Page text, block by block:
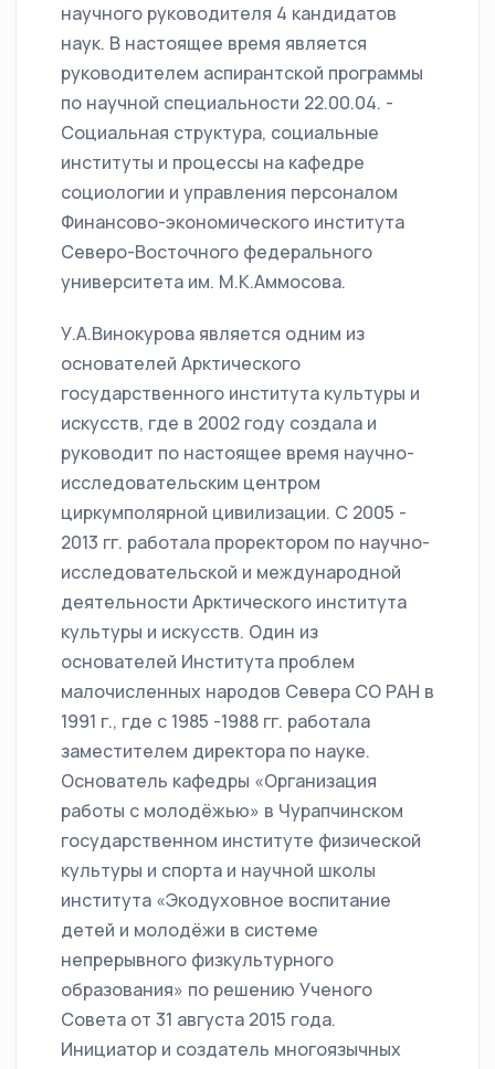
научного руководителя 4 кандидатов
наук. В настоящее время является
руководителем аспирантской программы
по научной специальности 22.00.04. -
Социальная структура, социальные
институты и процессы на кафедре
социологии и управления персоналом
Финансово-экономического института
Северо-Восточного федерального
университета им. М.К.Аммосова.
У.А.Винокурова является одним из
основателей Арктического
государственного института культуры и
искусств, где в 2002 году создала и
руководит по настоящее время научно-
исследовательским центром
циркумполярной цивилизации. С 2005 -
2013 гг. работала проректором по научно-
исследовательской и международной
деятельности Арктического института
культуры и искусств. Один из
основателей Института проблем
малочисленных народов Севера СО РАН в
1991 г., где с 1985 -1988 гг. работала
заместителем директора по науке.
Основатель кафедры «Организация
работы с молодёжью» в Чурапчинском
государственном институте физической
культуры и спорта и научной школы
института «Экодуховное воспитание
детей и молодёжи в системе
непрерывного физкультурного
образования» по решению Ученого
Совета от 31 августа 2015 года.
Инициатор и создатель многоязычных